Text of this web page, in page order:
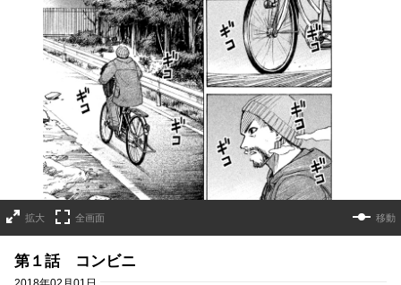
拡大 全画面 移動
第１話 コンビニ